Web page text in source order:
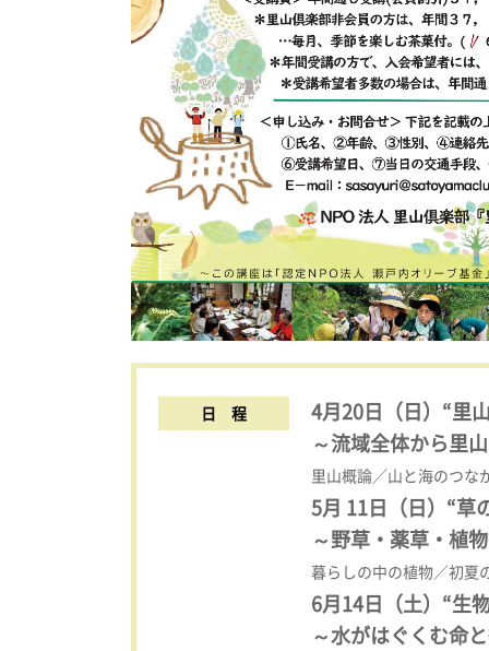
日 程 4月20日（日）“里
～流域全体から里
里山概論／山と海のつな
5月 11日（日）“草
～野草・薬草・植
暮らしの中の植物／初夏
6月14日（土）“生
～水がはぐくむ命